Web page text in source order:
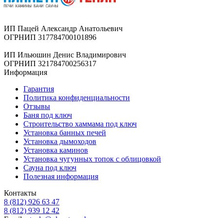
ИП Пацей Александр Анатольевич
ОГРНИП 317784700101896
ИП Ильюшин Денис Владимирович
ОГРНИП 321784700256317
Информация
Гарантия
Политика конфиденциальности
Отзывы
Баня под ключ
Строительство хаммама под ключ
Установка банных печей
Установка дымоходов
Установка каминов
Установка чугунных топок с облицовкой
Сауна под ключ
Полезная информация
Контакты
8 (812) 926 63 47
8 (812) 939 12 42